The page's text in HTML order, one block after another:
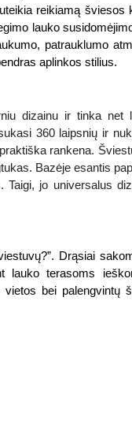
reikiamą šviesos
lauko
patrauklumo
aplinkos stilius.
dizainu ir tinka net
360 laipsnių ir
rankena.
Bazėje esantis
jo universalus
Drąsiai
lauko terasoms
bei palengvintų